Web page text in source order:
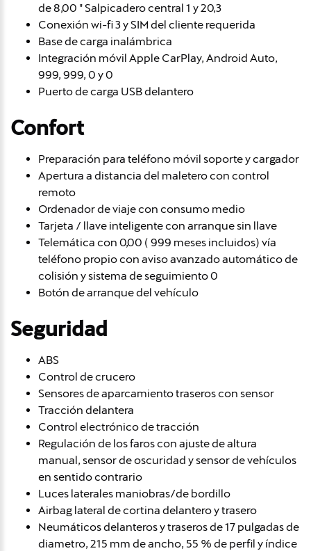
de 8,00 " Salpicadero central 1 y 20,3
Conexión wi-fi 3 y SIM del cliente requerida
Base de carga inalámbrica
Integración móvil Apple CarPlay, Android Auto,
999, 999, 0 y 0
Puerto de carga USB delantero
Confort
Preparación para teléfono móvil soporte y cargador
Apertura a distancia del maletero con control
remoto
Ordenador de viaje con consumo medio
Tarjeta / llave inteligente con arranque sin llave
Telemática con 0,00 ( 999 meses incluidos) vía
teléfono propio con aviso avanzado automático de
colisión y sistema de seguimiento 0
Botón de arranque del vehículo
Seguridad
ABS
Control de crucero
Sensores de aparcamiento traseros con sensor
Tracción delantera
Control electrónico de tracción
Regulación de los faros con ajuste de altura
manual, sensor de oscuridad y sensor de vehículos
en sentido contrario
Luces laterales maniobras/de bordillo
Airbag lateral de cortina delantero y trasero
Neumáticos delanteros y traseros de 17 pulgadas de
diametro, 215 mm de ancho, 55 % de perfil y índice